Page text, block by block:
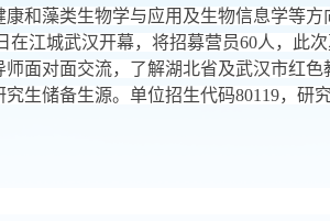
和藻类生物学与应用及生物信息学等方
在江城武汉开幕，将招募营员60人，此
面对面交流，了解湖北省及武汉市红
究生储备生源。单位招生代码80119，研